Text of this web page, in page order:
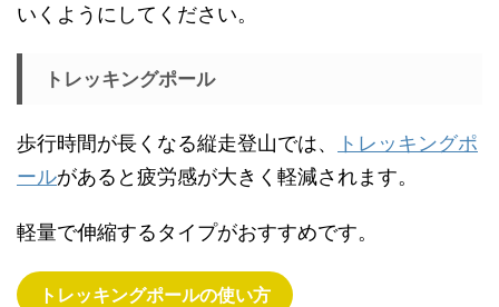
いくようにしてください。
トレッキングポール
歩行時間が長くなる縦走登山では、
トレッキングポ
ールがあると疲労感が大きく軽減されます。
軽量で伸縮するタイプがおすすめです。
トレッキングポールの使い方